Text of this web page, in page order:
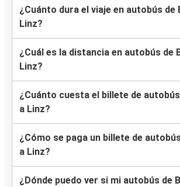
¿Cuánto dura el viaje en autobús de
Linz?
¿Cuál es la distancia en autobús de
Linz?
¿Cuánto cuesta el billete de
a Linz?
¿Cómo se paga un billete de
a Linz?
¿Dónde puedo ver si mi autobús de